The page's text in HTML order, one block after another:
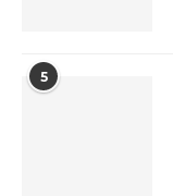
5